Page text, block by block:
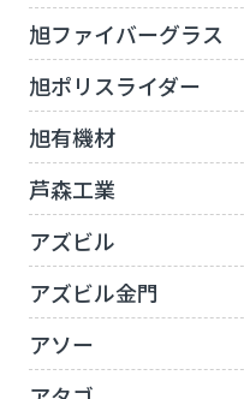
旭ファイバーグラス
旭ポリスライダー
旭有機材
芦森工業
アズビル
アズビル金門
アソー